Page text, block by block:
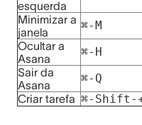
esquerda
Minimizar a
janela
⌘-M
Ocultar a
Asana
⌘-H
Sair da
Asana
⌘-Q
Criar tarefa ⌘-Shift-